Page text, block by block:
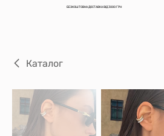
БЕЗКОШТОВНА ДОСТАВКА ВІД 3000 ГРН
Каталог